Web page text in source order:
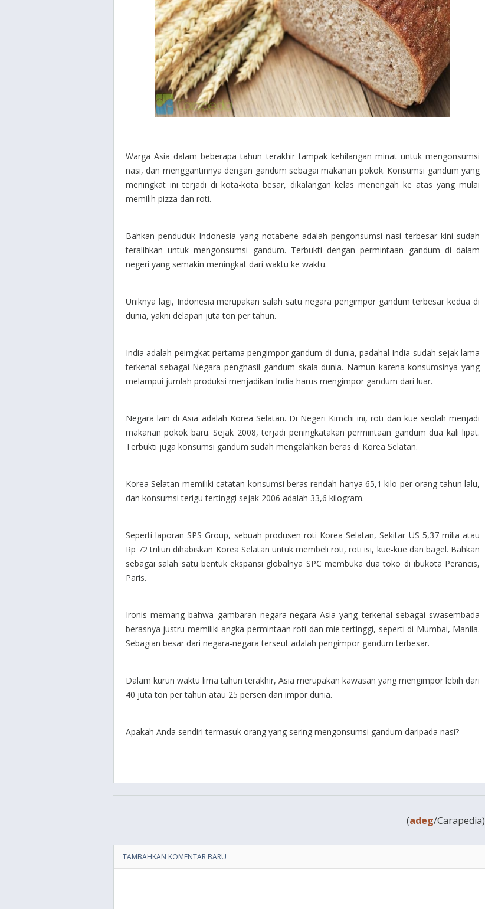
Warga Asia dalam beberapa tahun terakhir tampak kehilangan minat untuk mengonsumsi
nasi, dan menggantinnya dengan gandum sebagai makanan pokok. Konsumsi gandum yang
meningkat ini terjadi di kota-kota besar, dikalangan kelas menengah ke atas yang mulai
memilih pizza dan roti.
Bahkan penduduk Indonesia yang notabene adalah pengonsumsi nasi terbesar kini sudah
teralihkan untuk mengonsumsi gandum. Terbukti dengan permintaan gandum di dalam
negeri yang semakin meningkat dari waktu ke waktu.
Uniknya lagi, Indonesia merupakan salah satu negara pengimpor gandum terbesar kedua di
dunia, yakni delapan juta ton per tahun.
India adalah peirngkat pertama pengimpor gandum di dunia, padahal India sudah sejak lama
terkenal sebagai Negara penghasil gandum skala dunia. Namun karena konsumsinya yang
melampui jumlah produksi menjadikan India harus mengimpor gandum dari luar.
Negara lain di Asia adalah Korea Selatan. Di Negeri Kimchi ini, roti dan kue seolah menjadi
makanan pokok baru. Sejak 2008, terjadi peningkatakan permintaan gandum dua kali lipat.
Terbukti juga konsumsi gandum sudah mengalahkan beras di Korea Selatan.
Korea Selatan memiliki catatan konsumsi beras rendah hanya 65,1 kilo per orang tahun lalu,
dan konsumsi terigu tertinggi sejak 2006 adalah 33,6 kilogram.
Seperti laporan SPS Group, sebuah produsen roti Korea Selatan, Sekitar US 5,37 milia atau
Rp 72 triliun dihabiskan Korea Selatan untuk membeli roti, roti isi, kue-kue dan bagel. Bahkan
sebagai salah satu bentuk ekspansi globalnya SPC membuka dua toko di ibukota Perancis,
Paris.
Ironis memang bahwa gambaran negara-negara Asia yang terkenal sebagai swasembada
berasnya justru memiliki angka permintaan roti dan mie tertinggi, seperti di Mumbai, Manila.
Sebagian besar dari negara-negara terseut adalah pengimpor gandum terbesar.
Dalam kurun waktu lima tahun terakhir, Asia merupakan kawasan yang mengimpor lebih dari
40 juta ton per tahun atau 25 persen dari impor dunia.
Apakah Anda sendiri termasuk orang yang sering mengonsumsi gandum daripada nasi?
(adeg/Carapedia)
TAMBAHKAN KOMENTAR BARU